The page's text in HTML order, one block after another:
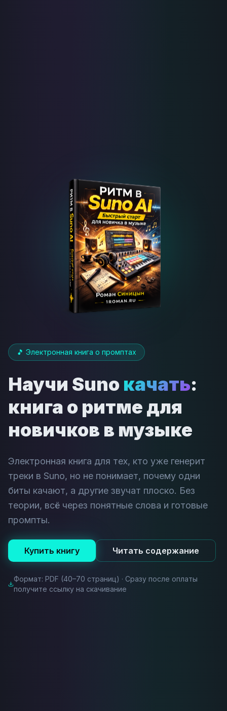
🎵 Электронная книга о промптах
Научи Suno качать:
книга о ритме для
новичков в музыке
Электронная книга для тех, кто уже генерит
треки в Suno, но не понимает, почему одни
биты качают, а другие звучат плоско. Без
теории, всё через понятные слова и готовые
промпты.
Купить книгу Читать содержание
Формат: PDF (40–70 страниц) · Сразу после оплаты
получите ссылку на скачивание